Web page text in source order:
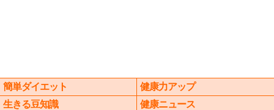
簡単ダイエット
健康力アップ
生きる豆知識
健康ニュース